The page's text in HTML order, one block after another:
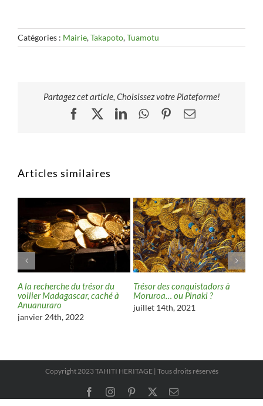
Catégories : Mairie,Takapoto,Tuamotu
Partagez cet article, Choisissez votre Plateforme!
FacebookLinkedInWhatsApp
Pinterest
Email
Articles similaires
A la recherche du trésor du
voilier Madagascar, caché à
Anuanuraro
janvier 24th, 2022
Trésor des conquistadors à
Moruroa… ou Pinaki ?
juillet 14th, 2021
Copyright 2023 TAHITI HERITAGE | Tous droits réservés
FacebookInstagramPinterest Email